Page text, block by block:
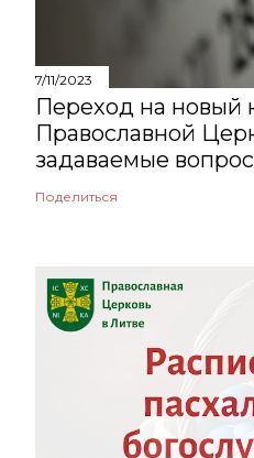
7/11/2023
Переход на новый
Православной
задаваемые
Поделиться